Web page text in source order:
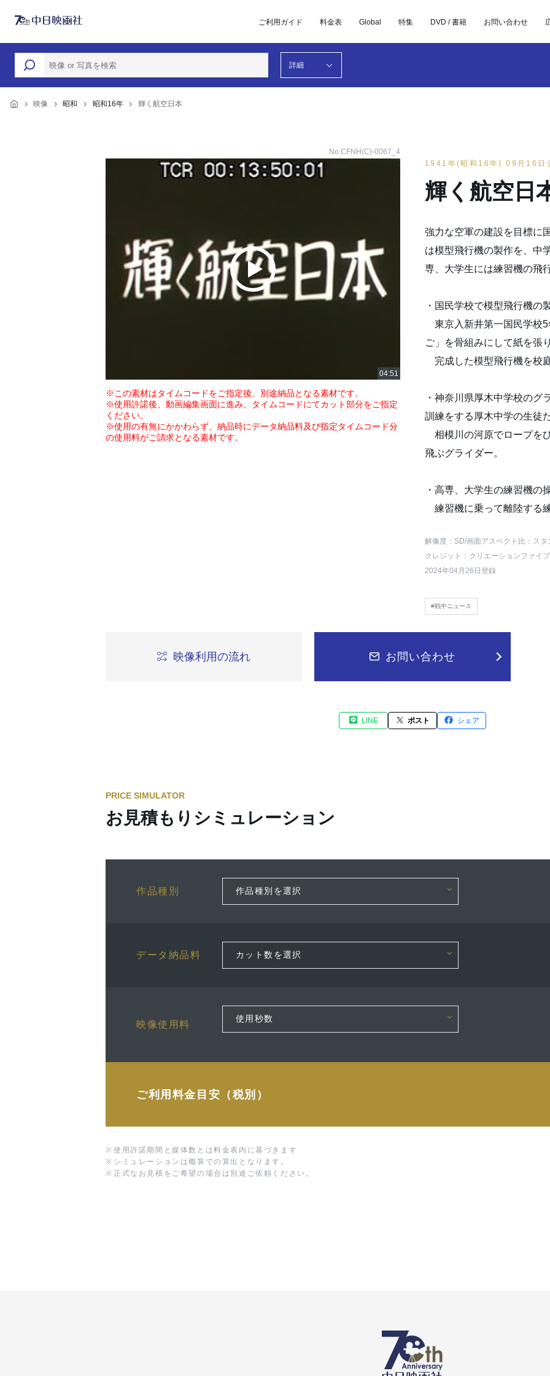
ご利用ガイド 料金表 Global 特集 DVD / 書籍 お問い合わせ
詳細
映像 昭和 昭和16年 輝く航空日本
No.CFNH(C)-0067_4
※この素材はタイムコードをご指定後、別途納品となる素材です。
※使用許諾後、動画編集画面に進み、タイムコードにてカット部分をご指定
ください。
※使用の有無にかかわらず、納品時にデータ納品料及び指定タイムコード分
の使用料がご請求となる素材です。
1941年(昭和16年) 09月16日
輝く航空日
強力な空軍の建設を目標に
は模型飛行機の製作を、中
専、大学生には練習機の飛
・国民学校で模型飛行機の
東京入新井第一国民学校5
ご」を骨組みにして紙を張
完成した模型飛行機を校
・神奈川県厚木中学校のグ
訓練をする厚木中学の生徒た
相模川の河原でロープを
飛ぶグライダー。
・高専、大学生の練習機の
練習機に乗って離陸する
解像度：SD/画面アスペクト比：スタ
クレジット：クリエーションファイ
2024年04月26日登録
#戦中ニュース
映像利用の流れ お問い合わせ
LINE ポスト シェア
PRICE SIMULATOR
お見積もりシミュレーション
作品種別
データ納品料
映像使用料
ご利用料金目安（税別）
※ 使用許諾期間と媒体数とは料金表内に基づきます
※ シミュレーションは概算での算出となります。
※ 正式なお見積をご希望の場合は別途ご依頼ください。